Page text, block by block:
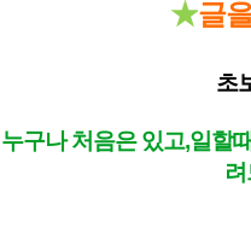
★글
초
누구나 처음은 있고,일할